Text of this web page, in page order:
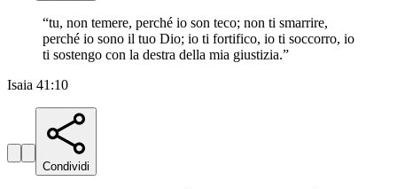
“tu, non temere, perché io son teco; non ti smarrire,
perché io sono il tuo Dio; io ti fortifico, io ti soccorro, io
ti sostengo con la destra della mia giustizia.”
Isaia 41:10
Condividi